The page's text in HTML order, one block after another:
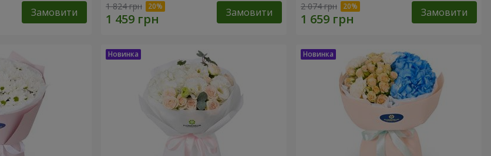
Замовити 1 824 грн Замовити 2 074 грн Замовити